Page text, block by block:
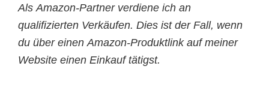
Als Amazon-Partner verdiene ich an
qualifizierten Verkäufen. Dies ist der Fall, wenn
du über einen Amazon-Produktlink auf meiner
Website einen Einkauf tätigst.